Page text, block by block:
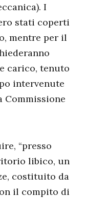
I
stati coperti
mentre per il
carico, tenuto
intervenute
Commissione
“presso
libico, un
costituito da
il compito di